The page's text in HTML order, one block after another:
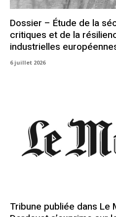
Dossier – Étude de la
critiques et de la
industrielles
6 juillet 2026
Tribune publiée dans Le